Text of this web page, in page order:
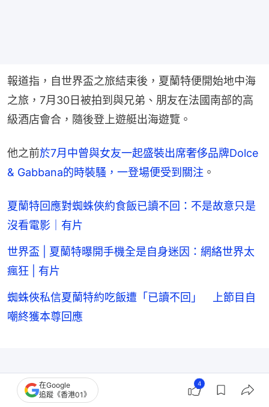
報道指，自世界盃之旅結束後，夏蘭特便開始地中海
之旅，7月30日被拍到與兄弟、朋友在法國南部的高
級酒店會合，隨後登上遊艇出海遊覽。
他之前於7月中曾與女友一起盛裝出席奢侈品牌Dolce
& Gabbana的時裝騷，一登場便受到關注 。
夏蘭特回應對蜘蛛俠約食飯已讀不回：不是故意只是
沒看電影｜有片
世界盃 | 夏蘭特曝開手機全是自身迷因：網絡世界太
瘋狂 | 有片
蜘蛛俠私信夏蘭特約吃飯遭「已讀不回」 上節目自
嘲終獲本尊回應
在Google
追蹤《香港01》
4